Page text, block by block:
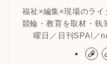
福祉×編集×現場のライ
競輪・教育を取材・執
曜日／日刊SPA!／